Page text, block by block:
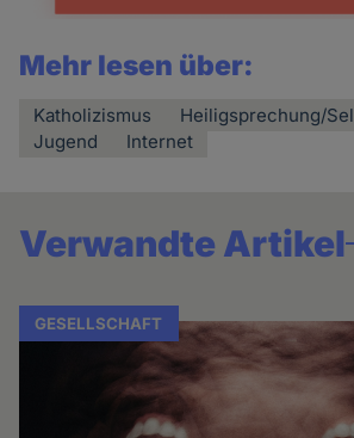
Mehr lesen über:
Katholizismus
Heiligsprechung/
Jugend
Internet
Verwandte Artikel
GESELLSCHAFT